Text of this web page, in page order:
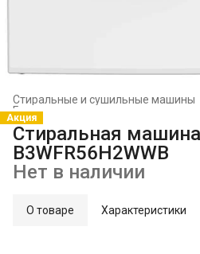
Стиральные и сушильные машины
Главная
Акция
Стиральная
B3WFR56H2WWB
Нет в наличии
О товаре Характеристики